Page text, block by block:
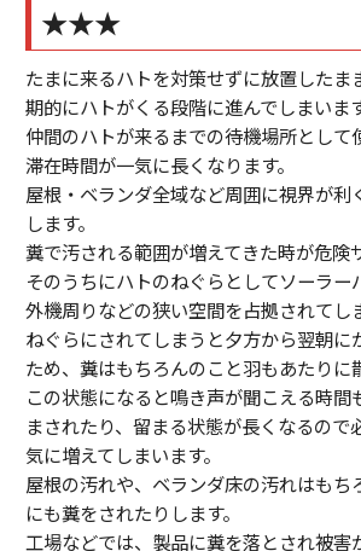
★★★
たまに来るハトを対策せずに放置したま
期的にハトがくる段階に進んでしまいます
仲間のハトが来るまでの待機場所として
滞在時間が一気に長くなります。
屋根・ベランダ全域など周囲に視界が利
します。
糞で汚される範囲が増えてきた時が危険
そのうちにハトのねぐらとしてソーラー
外機周りなどの狭い空間を占拠されてし
ねぐらにされてしまうと夕方から翌朝に
ため、糞はもちろんのこと羽もあたりに
この状態になると鳴き声が聞こえる時間
まされたり、留まる状態が長くなるので
気に増えてしまいます。
屋根の汚れや、ベランダ床の汚れはもち
にも糞をされたりします。
工場などでは、製品に糞を落とされ被害